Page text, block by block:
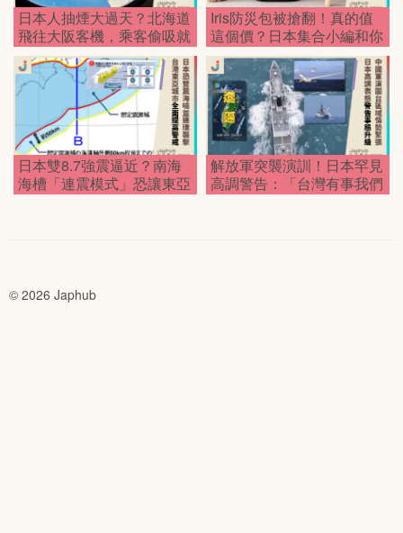
日本人抽煙大過天？北海道
飛往大阪客機，乘客偷吸就
害全體滯留！
Iris防災包被搶翻！真的值
這個價？日本集合小編和你
開箱！
日本雙8.7強震逼近？南海
海槽「連震模式」恐讓東亞
大亂！
解放軍突襲演訓！日本罕見
高調警告：「台灣有事我們
也完了？」
© 2026 Japhub